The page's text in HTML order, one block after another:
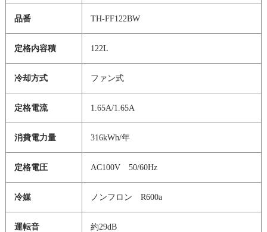
品番 TH-FF122BW
定格内容積 122L
冷却方式 ファン式
定格電流 1.65A/1.65A
消費電力量 316kWh/年
定格電圧 AC100V 50/60Hz
冷媒 ノンフロン R600a
運転音 約29dB